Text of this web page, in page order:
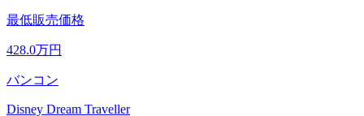
最低販売価格
428.0万円
バンコン
Disney Dream Traveller